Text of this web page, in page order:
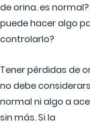
de orina. es
puede hacer algo
controlarlo?
Tener pérdidas de
no debe
normal ni algo a
sin más. Si la